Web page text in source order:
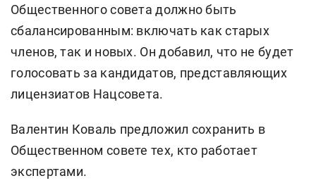
Общественного совета должно быть
сбалансированным: включать как старых
членов, так и новых. Он добавил, что не будет
голосовать за кандидатов, представляющих
лицензиатов Нацсовета.
Валентин Коваль предложил сохранить в
Общественном совете тех, кто работает
экспертами.